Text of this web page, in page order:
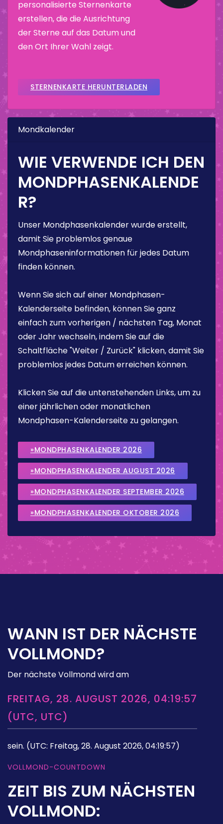
personalisierte Sternenkarte
erstellen, die die Ausrichtung
der Sterne auf das Datum und
den Ort Ihrer Wahl zeigt.
STERNENKARTE HERUNTERLADEN
Mondkalender
WIE VERWENDE ICH DEN
MONDPHASENKALENDE
R?
Unser Mondphasenkalender wurde erstellt,
damit Sie problemlos genaue
Mondphaseninformationen für jedes Datum
finden können.
Wenn Sie sich auf einer Mondphasen-
Kalenderseite befinden, können Sie ganz
einfach zum vorherigen / nächsten Tag, Monat
oder Jahr wechseln, indem Sie auf die
Schaltfläche "Weiter / Zurück" klicken, damit Sie
problemlos jedes Datum erreichen können.
Klicken Sie auf die untenstehenden Links, um zu
einer jährlichen oder monatlichen
Mondphasen-Kalenderseite zu gelangen.
»MONDPHASENKALENDER 2026
»MONDPHASENKALENDER AUGUST 2026
»MONDPHASENKALENDER SEPTEMBER 2026
»MONDPHASENKALENDER OKTOBER 2026
WANN IST DER NÄCHSTE
VOLLMOND?
Der nächste Vollmond wird am
FREITAG, 28. AUGUST 2026, 04:19:57
(UTC, UTC)
sein. (UTC: Freitag, 28. August 2026, 04:19:57)
VOLLMOND-COUNTDOWN
ZEIT BIS ZUM NÄCHSTEN
VOLLMOND: